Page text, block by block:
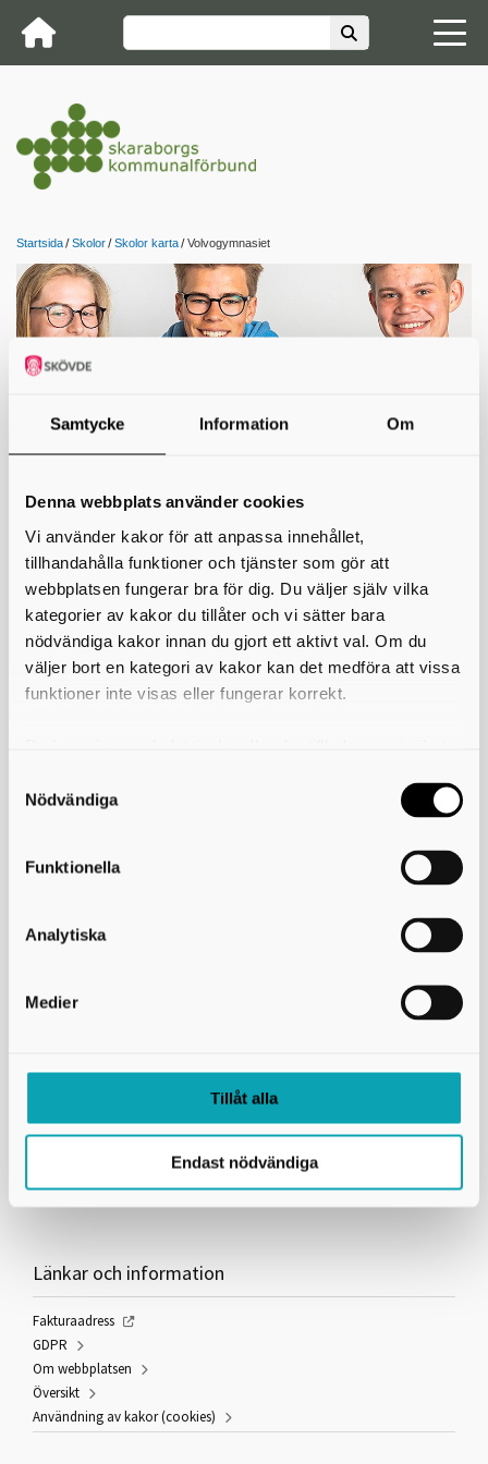
Samtycke Information Om
Denna webbplats använder cookies
Vi använder kakor för att anpassa innehållet,
tillhandahålla funktioner och tjänster som gör att
webbplatsen fungerar bra för dig. Du väljer själv vilka
kategorier av kakor du tillåter och vi sätter bara
nödvändiga kakor innan du gjort ett aktivt val. Om du
väljer bort en kategori av kakor kan det medföra att vissa
funktioner inte visas eller fungerar korrekt.
användning av kakor som du hittar längst ner på sidan
Nödvändiga
Funktionella
Analytiska
Medier
Tillåt alla
Endast nödvändiga
Startsida Skolor Skolor karta Volvogymnasiet
Skövde
Volvogymnasiet Skövde
Volvogymnasiet erbjuder dig en bred utbildning. Ämnen
från Teknikprogrammet med Industritekniska
programmet i botten ger dig både högskolebehörighet
och en yrkesexamen. Efter examen har du möjlighet att gå
hos oss får du båda delarna, två utbildningar i en.
Program och inriktning på denna skola
Industritekniska programmet
Kontakta oss
Skaraborgs Kommunalförbund
Gymnasieantagningen
utbildning@skaraborg.se
Länkar och information
Fakturaadress
GDPR
Om webbplatsen
Översikt
Användning av kakor (cookies)